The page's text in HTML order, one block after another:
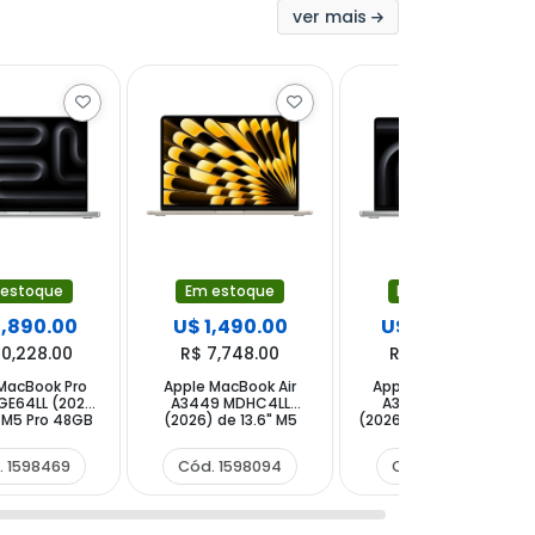
ver mais
Pro
(2026)
Pro 48GB
1598469
Em estoque
U$ 1,490.00
R$ 7,748.00
Apple MacBook Air
A3449 MDHC4LL
(2026) de 13.6" M5
Starlight
Cód. 1598094
Em estoque
U$ 4,090.00
R$ 21,268.00
Apple MacBook Pro
A3427 MGDQ4LL
(2026) de 14.2" M5 Max
Cód. 1598414